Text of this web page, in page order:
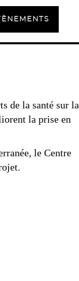
de la santé sur la
la prise en
le Centre